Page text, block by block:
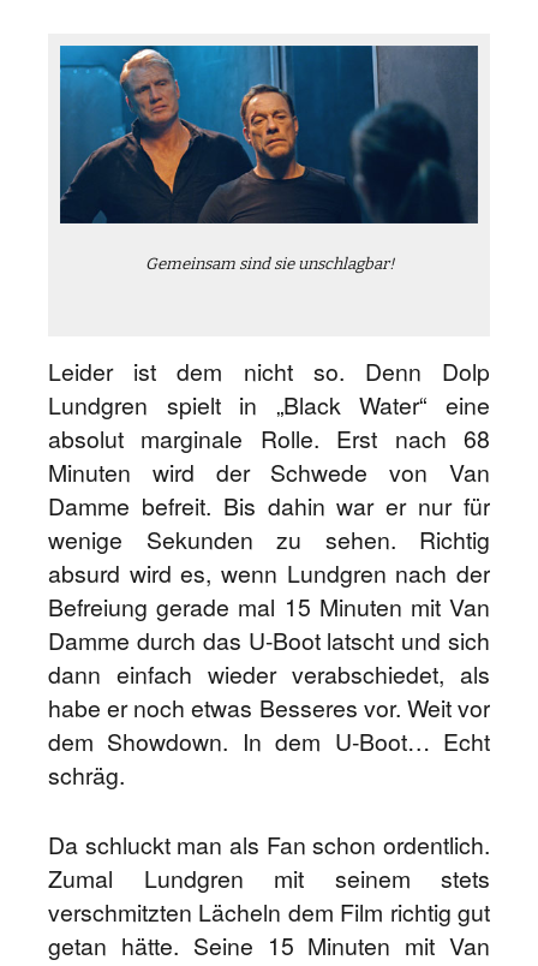
Gemeinsam sind sie unschlagbar!
Leider ist dem nicht so. Denn Dolp
Lundgren spielt in „Black Water“ eine
absolut marginale Rolle. Erst nach 68
Minuten wird der Schwede von Van
Damme befreit. Bis dahin war er nur für
wenige Sekunden zu sehen. Richtig
absurd wird es, wenn Lundgren nach der
Befreiung gerade mal 15 Minuten mit Van
Damme durch das U-Boot latscht und sich
dann einfach wieder verabschiedet, als
habe er noch etwas Besseres vor. Weit vor
dem Showdown. In dem U-Boot… Echt
schräg.
Da schluckt man als Fan schon ordentlich.
Zumal Lundgren mit seinem stets
verschmitzten Lächeln dem Film richtig gut
getan hätte. Seine 15 Minuten mit Van